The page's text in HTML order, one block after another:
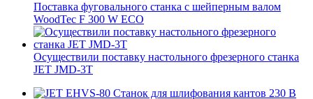
Поставка фуговального станка с шейперным валом
WoodTec F 300 W ECO
Осуществили поставку настольного фрезерного станка
JET JMD-3T